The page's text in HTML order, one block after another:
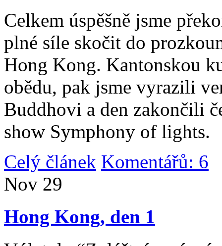
Celkem úspěšně jsme
plné síle skočit do
Hong Kong. Kantonskou
obědu, pak jsme vyrazili
Buddhovi a den zakončili
show Symphony of lights.
Celý článek Komentářů: 6
Nov 29
Hong Kong, den 1